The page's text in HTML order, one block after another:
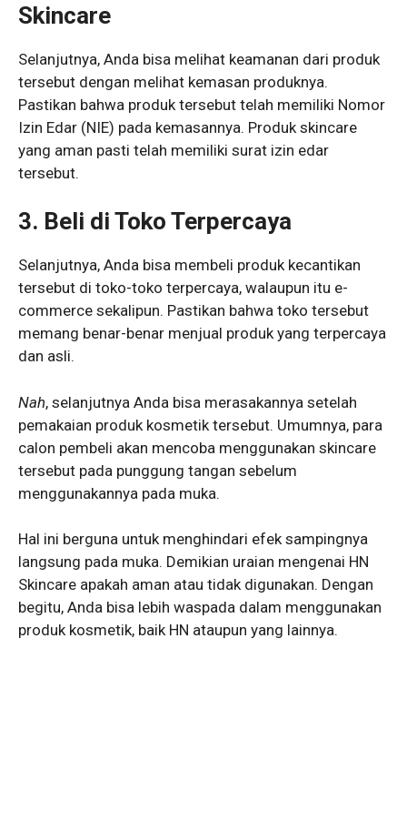
Skincare
Selanjutnya, Anda bisa melihat keamanan dari produk
tersebut dengan melihat kemasan produknya.
Pastikan bahwa produk tersebut telah memiliki Nomor
Izin Edar (NIE) pada kemasannya. Produk skincare
yang aman pasti telah memiliki surat izin edar
tersebut.
3. Beli di Toko Terpercaya
Selanjutnya, Anda bisa membeli produk kecantikan
tersebut di toko-toko terpercaya, walaupun itu e-
commerce sekalipun. Pastikan bahwa toko tersebut
memang benar-benar menjual produk yang terpercaya
dan asli.
Nah, selanjutnya Anda bisa merasakannya setelah
pemakaian produk kosmetik tersebut. Umumnya, para
calon pembeli akan mencoba menggunakan skincare
tersebut pada punggung tangan sebelum
menggunakannya pada muka.
Hal ini berguna untuk menghindari efek sampingnya
langsung pada muka. Demikian uraian mengenai HN
Skincare apakah aman atau tidak digunakan. Dengan
begitu, Anda bisa lebih waspada dalam menggunakan
produk kosmetik, baik HN ataupun yang lainnya.